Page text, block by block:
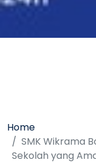
Home
SMK Wikrama
Sekolah yang